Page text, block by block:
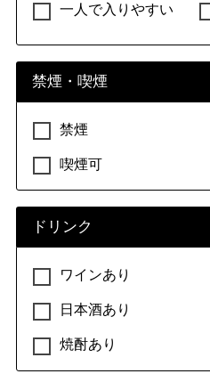
一人で入りやすい
禁煙・喫煙
禁煙
喫煙可
ドリンク
ワインあり
日本酒あり
焼酎あり